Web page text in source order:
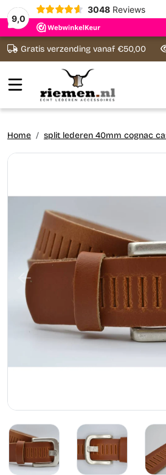
9,0
3048 Reviews
Ga naar content
Gratis verzending vanaf €50,00
Home split lederen 40mm cognac